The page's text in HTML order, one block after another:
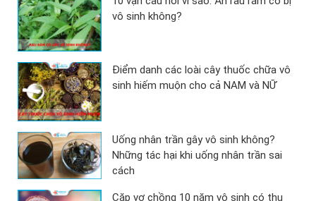
vô sinh không?
Điểm danh các loài cây thuốc chữa vô
sinh hiếm muộn cho cả NAM và NỮ
Uống nhân trần gây vô sinh không?
Những tác hại khi uống nhân trần sai
cách
Cặp vợ chồng 10 năm vô sinh có thụ